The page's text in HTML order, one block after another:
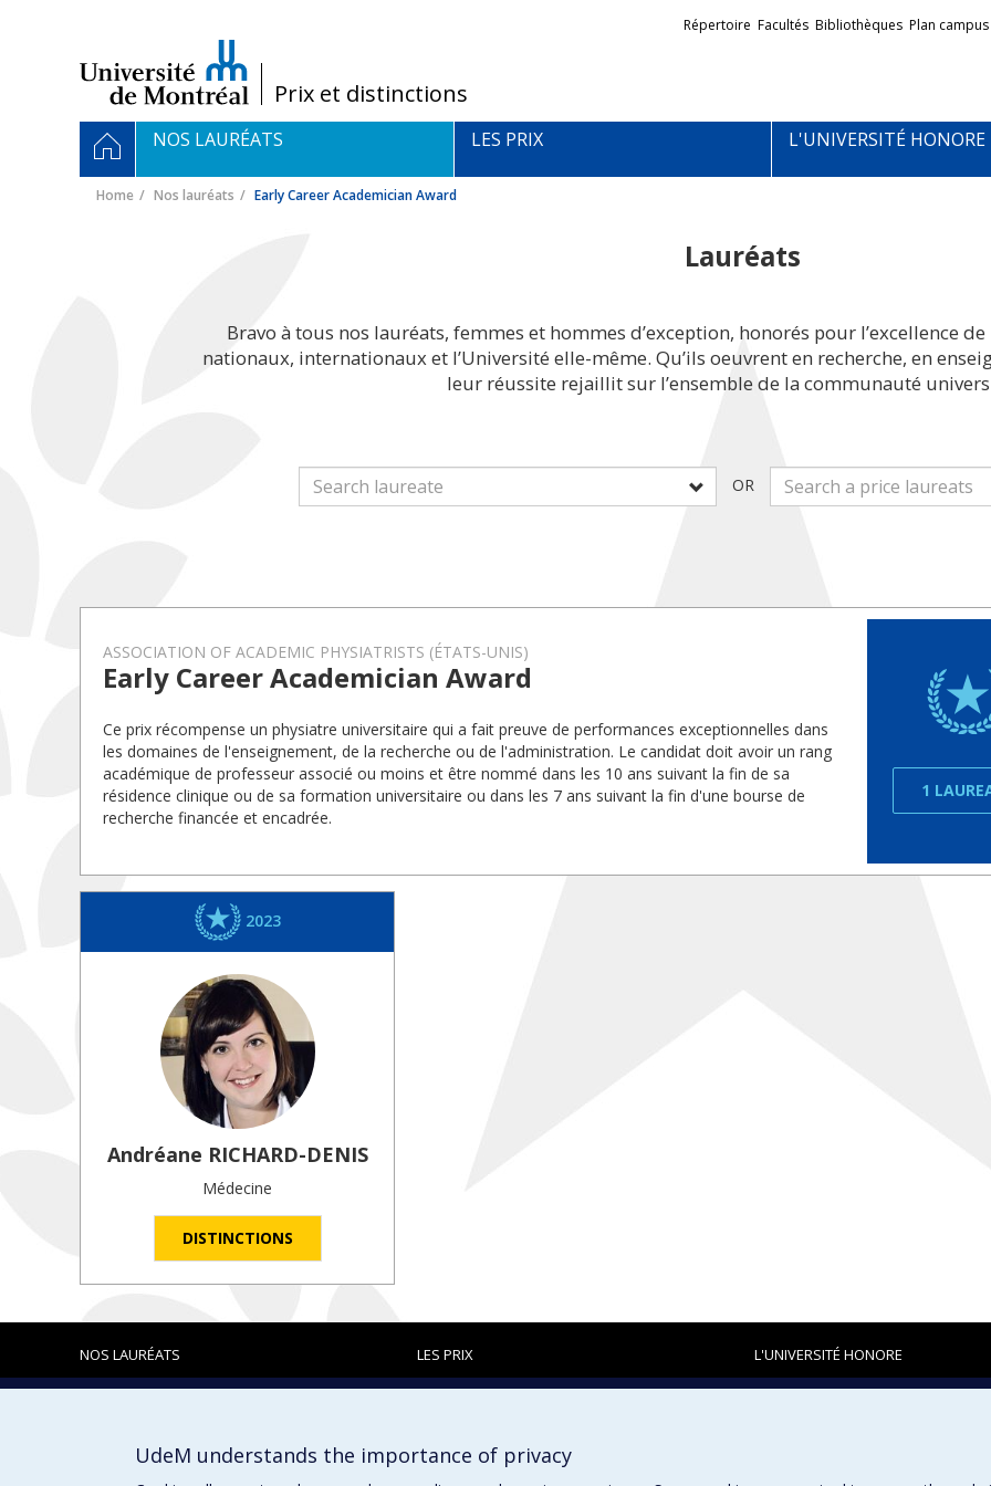
/Prix et distinctions
Liens
externes
Répertoire Facultés Bibliothèques Plan campus
Navigation
principale
HOMENOS LAURÉATS LES PRIX L'UNIVERSITÉ HONORE
Home Nos lauréats Early Career Academician Award
Lauréats
Bravo à tous nos lauréats, femmes et hommes d’exception, honorés pour l’excellence
nationaux, internationaux et l’Université elle-même. Qu’ils oeuvrent en recherche, en
leur réussite rejaillit sur l’ensemble de la communauté
OR
ASSOCIATION OF ACADEMIC PHYSIATRISTS (ÉTATS-UNIS)
Early Career Academician Award
Ce prix récompense un physiatre universitaire qui a fait preuve de performances exceptionnelles dans
les domaines de l'enseignement, de la recherche ou de l'administration. Le candidat doit avoir un rang
académique de professeur associé ou moins et être nommé dans les 10 ans suivant la fin de sa
résidence clinique ou de sa formation universitaire ou dans les 7 ans suivant la fin d'une bourse de
recherche financée et encadrée.
1
2023
Andréane RICHARD-DENIS
Médecine
DISTINCTIONS
NOS LAURÉATS LES PRIX L'UNIVERSITÉ HONORE
UdeM understands the importance of privacy